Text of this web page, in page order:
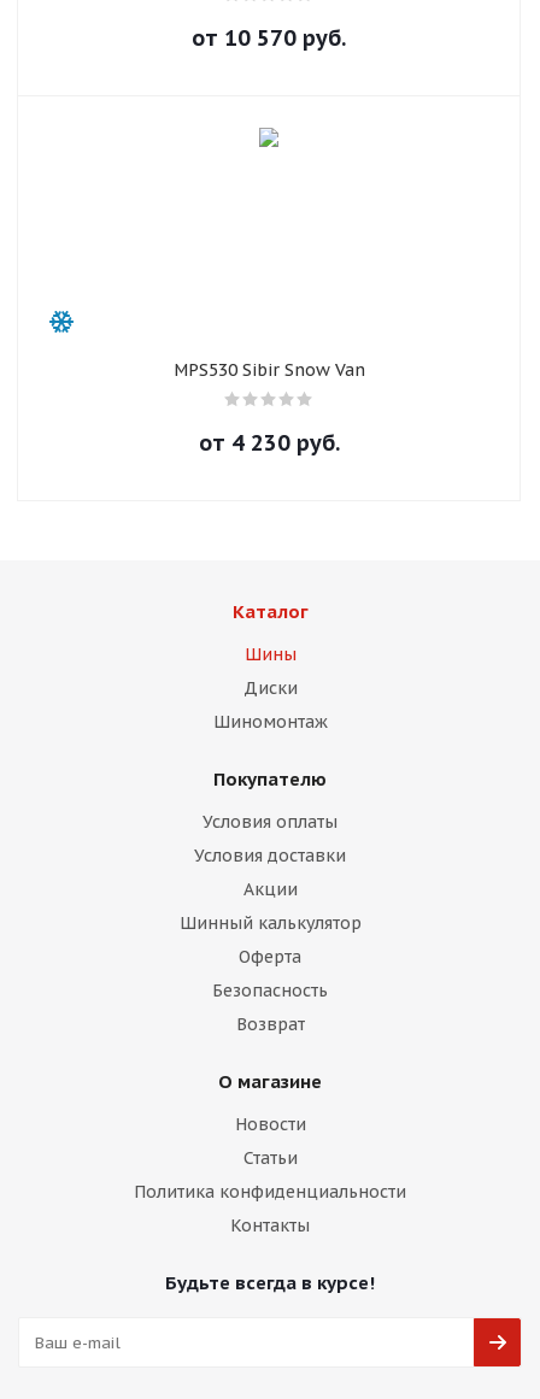
от 10 570 руб.
MPS530 Sibir Snow Van
от 4 230руб.
Каталог
Шины
Диски
Шиномонтаж
Покупателю
Условия оплаты
Условия доставки
Акции
Шинный калькулятор
Оферта
Безопасность
Возврат
О магазине
Новости
Статьи
Политика конфиденциальности
Контакты
Будьте всегда в курсе!